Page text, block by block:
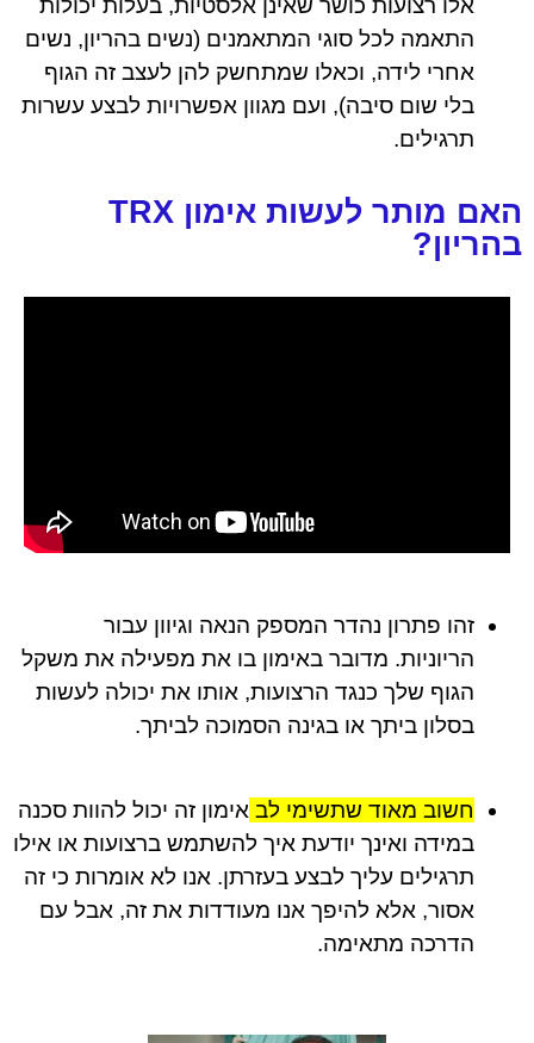
אלו רצועות כושר שאינן אלסטיות, בעלות יכולות
התאמה לכל סוגי המתאמנים (נשים בהריון, נשים
אחרי לידה, וכאלו שמתחשק להן לעצב זה הגוף
בלי שום סיבה), ועם מגוון אפשרויות לבצע עשרות
תרגילים.
האם מותר לעשות אימון TRX
בהריון?
זהו פתרון נהדר המספק הנאה וגיוון עבור
הריוניות. מדובר באימון בו את מפעילה את משקל
הגוף שלך כנגד הרצועות, אותו את יכולה לעשות
בסלון ביתך או בגינה הסמוכה לביתך.
חשוב מאוד שתשימי לב אימון זה יכול להוות סכנה
במידה ואינך יודעת איך להשתמש ברצועות או אילו
תרגילים עליך לבצע בעזרתן. אנו לא אומרות כי זה
אסור, אלא להיפך אנו מעודדות את זה, אבל עם
הדרכה מתאימה.